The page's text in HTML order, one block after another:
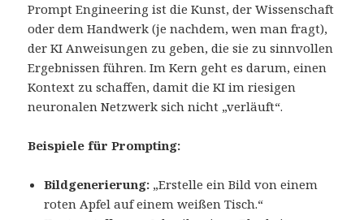
Prompt Engineering ist die Kunst, der Wissenschaft
oder dem Handwerk (je nachdem, wen man fragt),
der KI Anweisungen zu geben, die sie zu sinnvollen
Ergebnissen führen. Im Kern geht es darum, einen
Kontext zu schaffen, damit die KI im riesigen
neuronalen Netzwerk sich nicht „verläuft“.
Beispiele für Prompting:
Bildgenerierung: „Erstelle ein Bild von einem
roten Apfel auf einem weißen Tisch.“